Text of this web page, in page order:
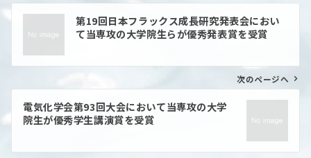
投
稿
ゲ
シ
第19回日本フラックス成長研究発表会におい
て当専攻の大学院生らが優秀発表賞を受賞
次のページへ
電気化学会第93回大会において当専攻の大学
院生が優秀学生講演賞を受賞